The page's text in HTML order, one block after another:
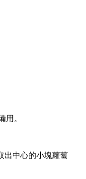
用。
出中心的小塊蘿蔔